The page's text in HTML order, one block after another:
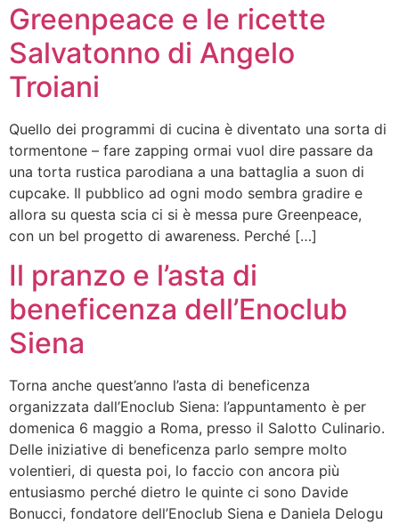
Greenpeace e le ricette
Salvatonno di Angelo
Troiani
Quello dei programmi di cucina è diventato una sorta di
tormentone – fare zapping ormai vuol dire passare da
una torta rustica parodiana a una battaglia a suon di
cupcake. Il pubblico ad ogni modo sembra gradire e
allora su questa scia ci si è messa pure Greenpeace,
con un bel progetto di awareness. Perché […]
Il pranzo e l’asta di
beneficenza dell’Enoclub
Siena
Torna anche quest’anno l’asta di beneficenza
organizzata dall’Enoclub Siena: l’appuntamento è per
domenica 6 maggio a Roma, presso il Salotto Culinario.
Delle iniziative di beneficenza parlo sempre molto
volentieri, di questa poi, lo faccio con ancora più
entusiasmo perché dietro le quinte ci sono Davide
Bonucci, fondatore dell’Enoclub Siena e Daniela Delogu